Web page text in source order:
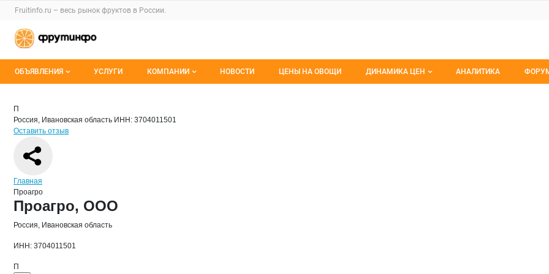
Раздел навигации по сайту fruitinfo.ru
Fruitinfo.ru – весь рынок фруктов в России.
Авторизация и меню пользователя
Навигация по разделам сайта fruitinfo.ru
ОБЪЯВЛЕНИЯ
Мои объявления
УСЛУГИ КОМПАНИИ
О каталоге компаний
НОВОСТИ ЦЕНЫ НА ОВОЩИ ДИНАМИКА ЦЕН АНАЛИТИКА
Страница компании
Страница компании
Краткая информация о компании
П
Россия, Ивановская область ИНН: 3704011501
Оставить отзыв
Навигация по сайту
Главная
Проагро
Основная информация о компании
Проагро, ООО
Россия, Ивановская область
ИНН: 3704011501
П